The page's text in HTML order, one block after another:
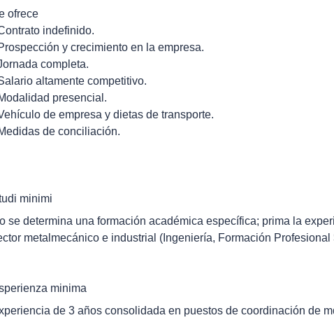
ofrece
indefinido.
y crecimiento en la empresa.
completa.
altamente competitivo.
presencial.
de empresa y dietas de transporte.
de conciliación.
minimi
se determina una formación académica específica; prima la
metalmecánico e industrial (Ingeniería, Formación
minima
de 3 años consolidada en puestos de coordinación de